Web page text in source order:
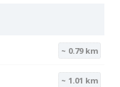
~ 0.79 km
~ 1.01 km